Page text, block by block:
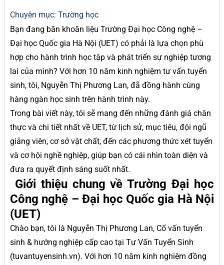
Chuyên mục: Trường học
Bạn đang băn khoăn liệu Trường Đại học Công nghệ –
Đại học Quốc gia Hà Nội (UET) có phải là lựa chọn phù
hợp cho hành trình học tập và phát triển sự nghiệp tương
lai của mình? Với hơn 10 năm kinh nghiệm tư vấn tuyển
sinh, tôi, Nguyễn Thị Phương Lan, đã đồng hành cùng
hàng ngàn học sinh trên hành trình này.
Trong bài viết này, tôi sẽ mang đến những đánh giá chân
thực và chi tiết nhất về UET, từ lịch sử, mục tiêu, đội ngũ
giảng viên, cơ sở vật chất, đến các phương thức xét tuyển
và cơ hội nghề nghiệp, giúp bạn có cái nhìn toàn diện và
đưa ra quyết định sáng suốt nhất.
Giới thiệu chung về Trường Đại học
Công nghệ – Đại học Quốc gia Hà Nội
(UET)
Chào bạn, tôi là Nguyễn Thị Phương Lan, Cố vấn tuyển
sinh & hướng nghiệp cấp cao tại Tư Vấn Tuyển Sinh
(tuvantuyensinh.vn). Với hơn 10 năm kinh nghiệm đồng